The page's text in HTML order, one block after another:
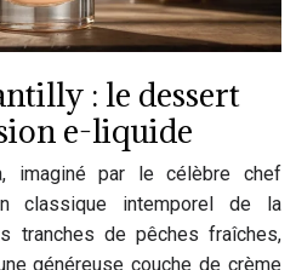
: le dessert
e-liquide
imaginé par le célèbre chef
classique intemporel de la
tranches de pêches fraîches,
généreuse couche de crème